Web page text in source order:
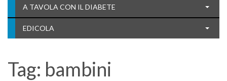
A TAVOLA CON IL DIABETE
EDICOLA
Tag: bambini